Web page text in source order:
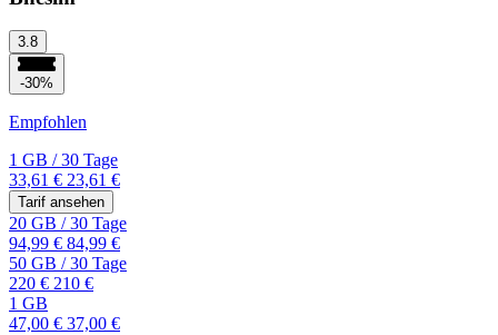
3.8
-30%
Empfohlen
1 GB /30 Tage
33,61 € 23,61 €
Tarif ansehen
20 GB /30 Tage
94,99 € 84,99 €
50 GB /30 Tage
220 € 210 €
1 GB
47,00 € 37,00 €